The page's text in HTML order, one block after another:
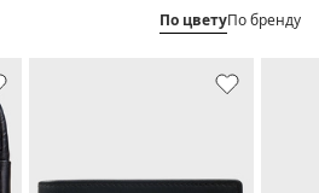
По цветуПо бренду